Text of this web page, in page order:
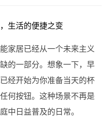
生活的便捷之变
家居已经从一个未来主义
的一部分。想象一下，早
经开始为你准备当天的杯
何按钮。这种场景不再是
中日益普及的日常。